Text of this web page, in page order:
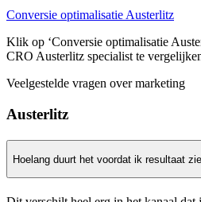
Conversie optimalisatie Austerlitz
Klik op ‘Conversie optimalisatie
CRO Austerlitz specialist te
Veelgestelde vragen over marketing
Austerlitz
Hoelang duurt het voordat ik resultaat